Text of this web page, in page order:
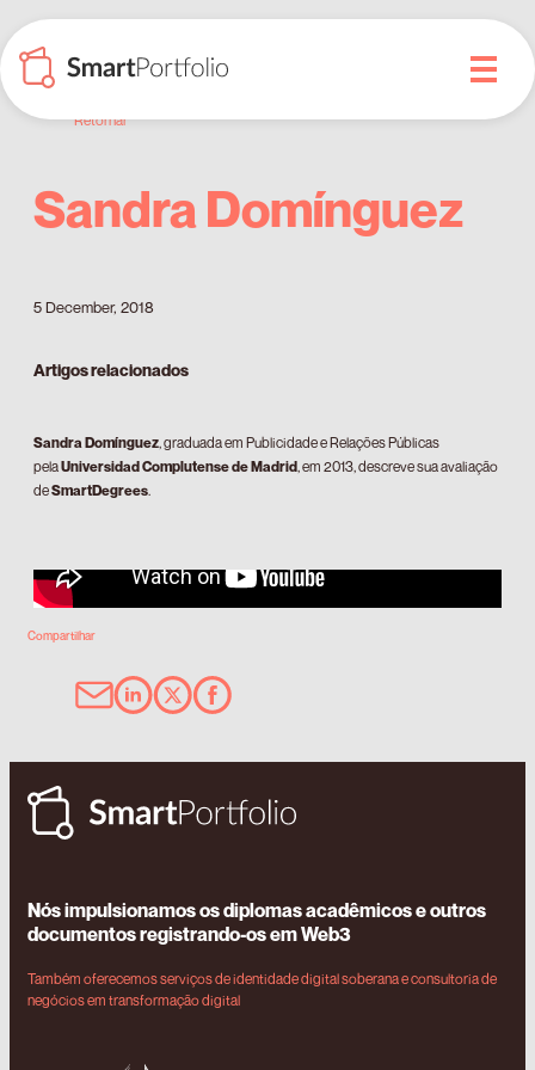
Retornar
Sandra Domínguez
5 December, 2018
Artigos relacionados
Sandra Domínguez, graduada em Publicidade e Relações Públicas
pelaUniversidad Complutense de Madrid, em 2013, descreve sua avaliação
deSmartDegrees.
Compartilhar
Nós impulsionamos os diplomas acadêmicos e outros
documentos registrando-os em Web3
Também oferecemos serviços de identidade digital soberana e consultoria de
negócios em transformação digital